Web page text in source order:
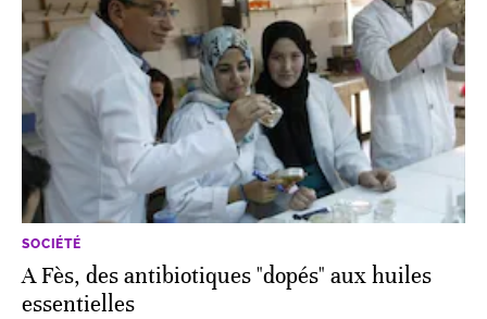
SOCIÉTÉ
A Fès, des antibiotiques "dopés" aux huiles
essentielles